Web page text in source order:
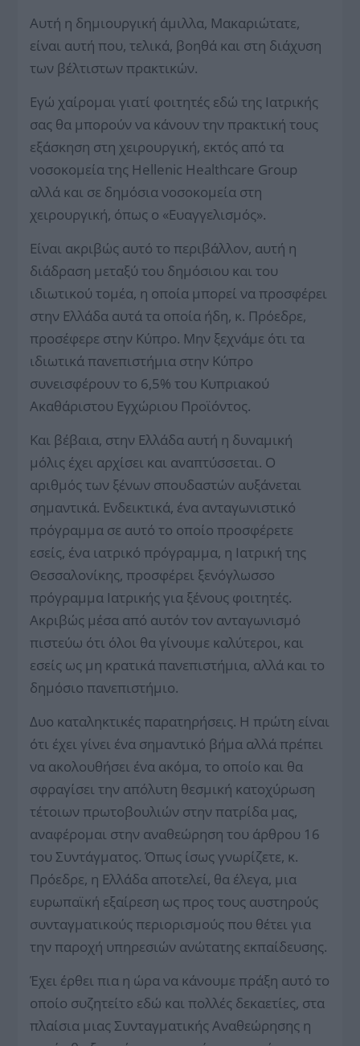
Αυτή η δημιουργική άμιλλα, Μακαριώτατε,
είναι αυτή που, τελικά, βοηθά και στη διάχυση
των βέλτιστων πρακτικών.
Εγώ χαίρομαι γιατί φοιτητές εδώ της Ιατρικής
σας θα μπορούν να κάνουν την πρακτική τους
εξάσκηση στη χειρουργική, εκτός από τα
νοσοκομεία της Hellenic Healthcare Group
αλλά και σε δημόσια νοσοκομεία στη
χειρουργική, όπως ο «Ευαγγελισμός».
Είναι ακριβώς αυτό το περιβάλλον, αυτή η
διάδραση μεταξύ του δημόσιου και του
ιδιωτικού τομέα, η οποία μπορεί να προσφέρει
στην Ελλάδα αυτά τα οποία ήδη, κ. Πρόεδρε,
προσέφερε στην Κύπρο. Μην ξεχνάμε ότι τα
ιδιωτικά πανεπιστήμια στην Κύπρο
συνεισφέρουν το 6,5% του Κυπριακού
Ακαθάριστου Εγχώριου Προϊόντος.
Και βέβαια, στην Ελλάδα αυτή η δυναμική
μόλις έχει αρχίσει και αναπτύσσεται. Ο
αριθμός των ξένων σπουδαστών αυξάνεται
σημαντικά. Ενδεικτικά, ένα ανταγωνιστικό
πρόγραμμα σε αυτό το οποίο προσφέρετε
εσείς, ένα ιατρικό πρόγραμμα, η Ιατρική της
Θεσσαλονίκης, προσφέρει ξενόγλωσσο
πρόγραμμα Ιατρικής για ξένους φοιτητές.
Ακριβώς μέσα από αυτόν τον ανταγωνισμό
πιστεύω ότι όλοι θα γίνουμε καλύτεροι, και
εσείς ως μη κρατικά πανεπιστήμια, αλλά και το
δημόσιο πανεπιστήμιο.
Δυο καταληκτικές παρατηρήσεις. Η πρώτη είναι
ότι έχει γίνει ένα σημαντικό βήμα αλλά πρέπει
να ακολουθήσει ένα ακόμα, το οποίο και θα
σφραγίσει την απόλυτη θεσμική κατοχύρωση
τέτοιων πρωτοβουλιών στην πατρίδα μας,
αναφέρομαι στην αναθεώρηση του άρθρου 16
του Συντάγματος. Όπως ίσως γνωρίζετε, κ.
Πρόεδρε, η Ελλάδα αποτελεί, θα έλεγα, μια
ευρωπαϊκή εξαίρεση ως προς τους αυστηρούς
συνταγματικούς περιορισμούς που θέτει για
την παροχή υπηρεσιών ανώτατης εκπαίδευσης.
Έχει έρθει πια η ώρα να κάνουμε πράξη αυτό το
οποίο συζητείτο εδώ και πολλές δεκαετίες, στα
πλαίσια μιας Συνταγματικής Αναθεώρησης η